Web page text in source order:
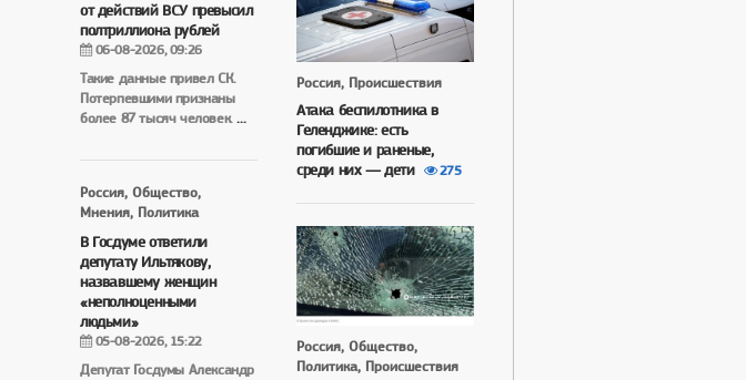
от действий ВСУ превысил
полтриллиона рублей
06-08-2026, 09:26
Такие данные привел СК.
Потерпевшими признаны
более 87 тысяч человек....
Россия, Общество,
Мнения, Политика
В Госдуме ответили
депутату Ильтякову,
назвавшему женщин
«неполноценными
людьми»
05-08-2026, 15:22
Депутат Госдумы Александр
Россия, Происшествия
Атака беспилотника в
Геленджике: есть
погибшие и раненые,
среди них — дети
275
Россия, Общество,
Политика, Происшествия